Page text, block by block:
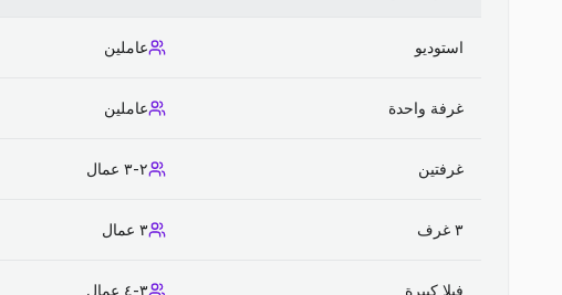
استوديو عاملين
غرفة واحدة عاملين
غرفتين ٢-٣ عمال
٣ غرف ٣ عمال
فيلا كبيرة ٣-٤ عمال